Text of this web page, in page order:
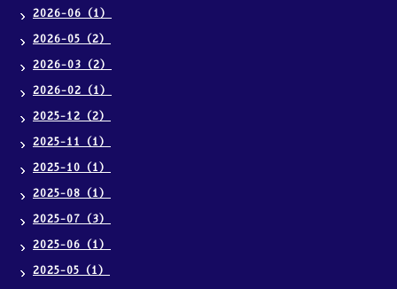
2026-06（1）
2026-05（2）
2026-03（2）
2026-02（1）
2025-12（2）
2025-11（1）
2025-10（1）
2025-08（1）
2025-07（3）
2025-06（1）
2025-05（1）